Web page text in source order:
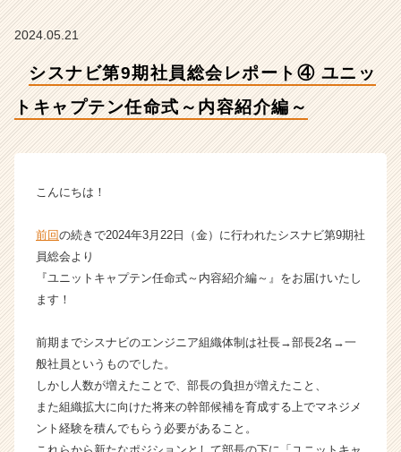
容
紹
介
～
シ
ナ
タ
イ
ラ
イ
ン】
2024.05.21
シスナビ第9期社員総会レポート④ ユニッ
トキャプテン任命式～内容紹介編～
こんにちは！
前回の続きで2024年3月22日（金）に行われたシスナビ第9期社
員総会より
『ユニットキャプテン任命式～内容紹介編～』をお届けいたし
ます！
前期までシスナビのエンジニア組織体制は社長→部長2名→一
般社員というものでした。
しかし人数が増えたことで、部長の負担が増えたこと、
また組織拡大に向けた将来の幹部候補を育成する上でマネジメ
ント経験を積んでもらう必要があること。